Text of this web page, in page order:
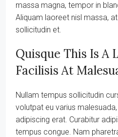
massa magna, tempor in
Aliquam laoreet nisl massa,
sollicitudin et.
Quisque This Is A
Facilisis At
Nullam tempus sollicitudin
volutpat eu varius
adipiscing erat. Curabitur
tempus congue. Nam